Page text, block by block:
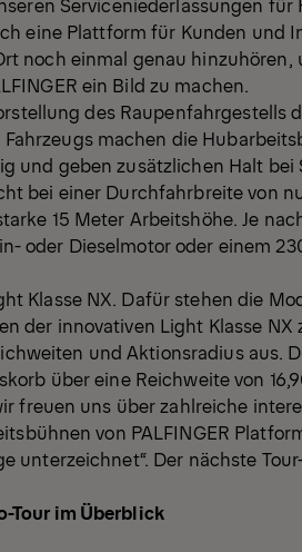
Serviceniederlassungen
eine Plattform für Kunden und
noch einmal genau hinzuhören,
ein Bild zu machen.
des Raupenfahrgestells
machen die
und geben zusätzlichen Halt bei
bei einer Durchfahrbreite von
15 Meter Arbeitshöhe. Je
oder Dieselmotor oder einem
Klasse NX. Dafür stehen die
der innovativen Light Klasse NX
und Aktionsradius aus.
über eine Reichweite von
freuen uns über zahlreiche
von PALFINGER
unterzeichnet“. Der nächste
Tour im Überblick